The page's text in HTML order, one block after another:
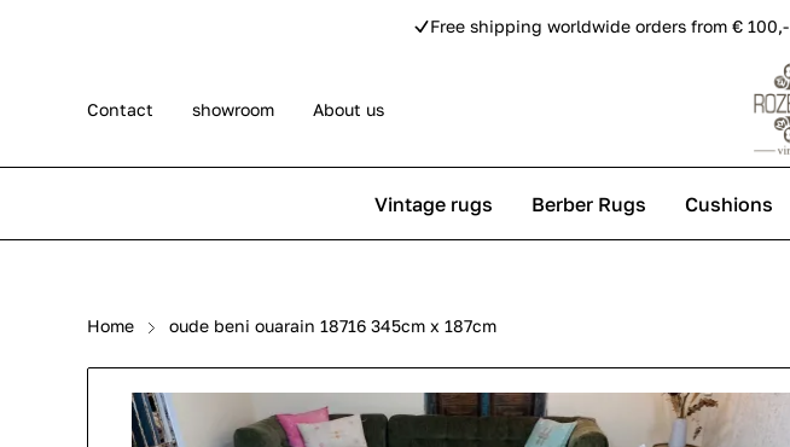
Free shipping worldwide orders from € 100,-
Contact showroom About us
Vintage rugs
Persian rugs Berber rugs
Rose kilim rugs Pip Studio carpets
Berber Rugs Cushions
Home oude beni ouarain 18716 345cm x 187cm